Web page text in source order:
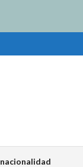
nacionalidad